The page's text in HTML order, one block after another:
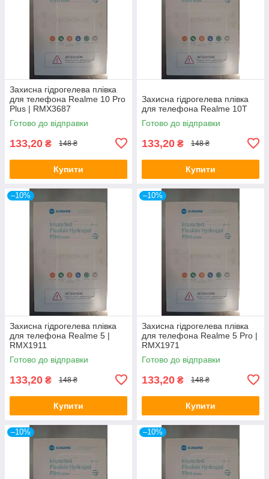
Захисна гідрогелева плівка
для телефона Realme 10 Pro
Plus | RMX3687
Готово до відправки
133,20 ₴ 148 ₴
Купити
Захисна гідрогелева плівка
для телефона Realme 10T
Готово до відправки
133,20 ₴ 148 ₴
Купити
–10%
Захисна гідрогелева плівка
для телефона Realme 5 |
RMX1911
Готово до відправки
133,20 ₴ 148 ₴
Купити
–10%
Захисна гідрогелева плівка
для телефона Realme 5 Pro |
RMX1971
Готово до відправки
133,20 ₴ 148 ₴
Купити
–10% –10%